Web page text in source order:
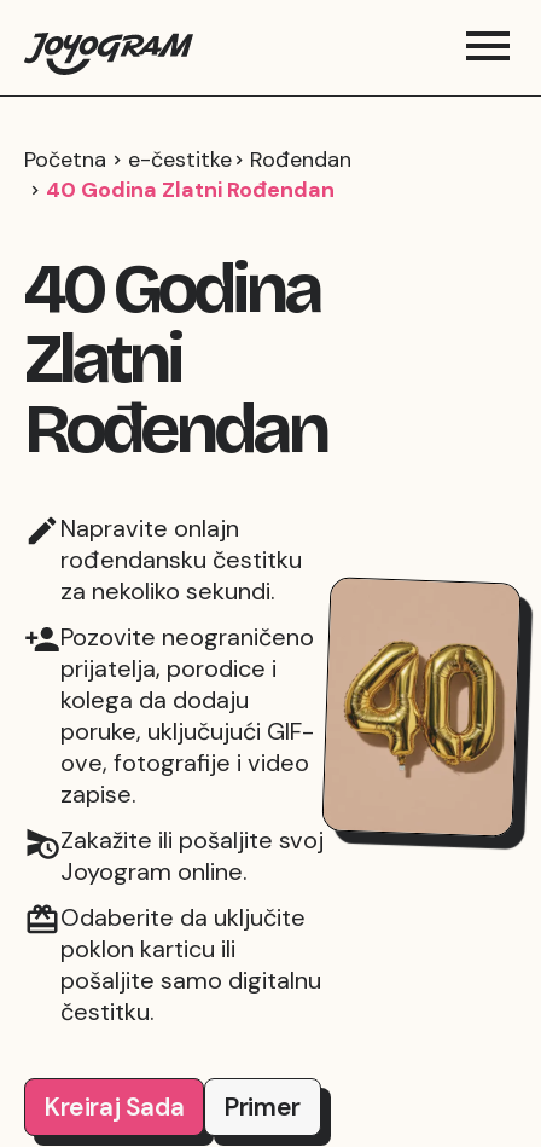
Početna e-čestitke
Rođendan
40 Godina Zlatni Rođendan
40 Godina
Zlatni
Rođendan
Napravite onlajn
rođendansku čestitku
za nekoliko sekundi.
Pozovite neograničeno
prijatelja, porodice i
kolega da dodaju
poruke, uključujući GIF-
ove, fotografije i video
zapise.
Zakažite ili pošaljite svoj
Joyogram online.
Odaberite da uključite
poklon karticu ili
pošaljite samo digitalnu
čestitku.
Kreiraj Sada Primer